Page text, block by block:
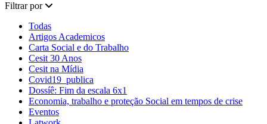
Filtrar por
Todas
Artigos Academicos
Carta Social e do Trabalho
Cesit 30 Anos
Cesit na Mídia
Covid19_publica
Dossíê: Fim da escala 6x1
Economia, trabalho e proteção Social em tempos de crise
Eventos